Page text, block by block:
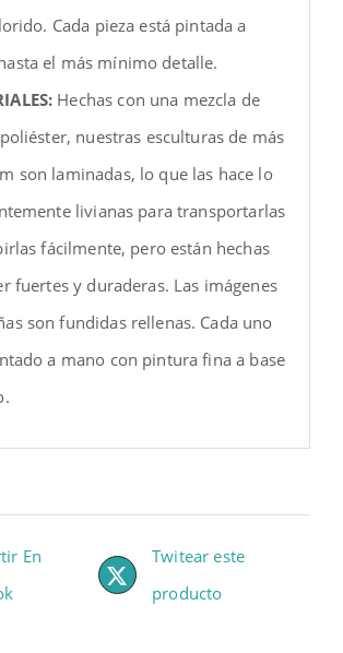
Cada pieza está pintada a
el más mínimo detalle.
Hechas con una mezcla de
nuestras esculturas de más
son laminadas, lo que las hace lo
livianas para transportarlas
fácilmente, pero están hechas
fuertes y duraderas. Las imágenes
son fundidas rellenas. Cada uno
a mano con pintura fina a base
En
Twitear este
producto